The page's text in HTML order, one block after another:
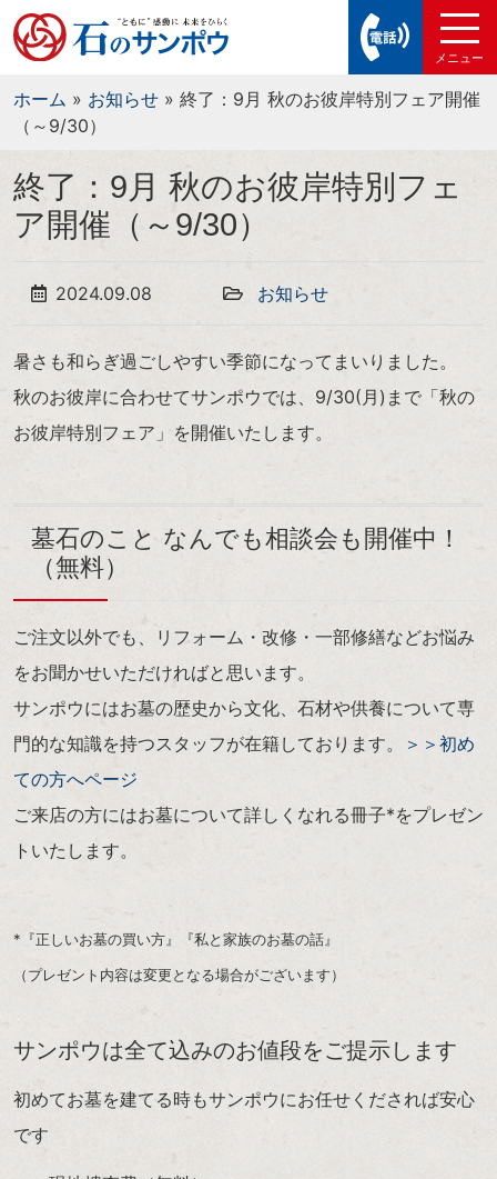
ホーム » お知らせ » 終了：9月 秋のお彼岸特別フェア開催
（～9/30）
終了：9月 秋のお彼岸特別フェ
ア開催（～9/30）
2024.09.08 お知らせ
暑さも和らぎ過ごしやすい季節になってまいりました。
秋のお彼岸に合わせてサンポウでは、9/30(月)まで「秋の
お彼岸特別フェア」を開催いたします。
墓石のこと なんでも相談会も開催中！
（無料）
ご注文以外でも、リフォーム・改修・一部修繕などお悩み
をお聞かせいただければと思います。
サンポウにはお墓の歴史から文化、石材や供養について専
門的な知識を持つスタッフが在籍しております。
＞＞初め
ての方へページ
ご来店の方にはお墓について詳しくなれる冊子*をプレゼン
トいたします。
*『正しいお墓の買い方』『私と家族のお墓の話』
（プレゼント内容は変更となる場合がございます）
サンポウは全て込みのお値段をご提示します
初めてお墓を建てる時もサンポウにお任せくだされば安心
です